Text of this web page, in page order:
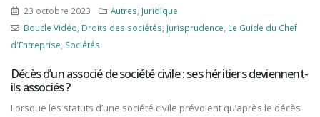
23 octobre 2023 Autres Juridique
Boucle Vidéo Droits des sociétés Jurisprudence Le Guide du Chef
d'Entreprise Sociétés
Décès d’un associé de société civile : ses héritiers deviennent-
ils associés ?
Lorsque les statuts d’une société civile prévoient qu’après le décès